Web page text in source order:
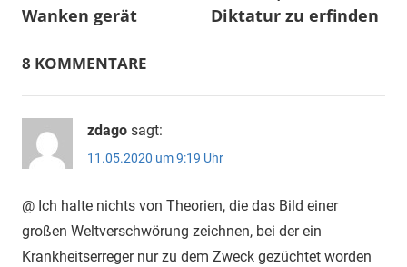
Wanken gerät
Diktatur zu erfinden
8 KOMMENTARE
zdago sagt:
11.05.2020 um 9:19 Uhr
@ Ich halte nichts von Theorien, die das Bild einer
großen Weltverschwörung zeichnen, bei der ein
Krankheitserreger nur zu dem Zweck gezüchtet worden